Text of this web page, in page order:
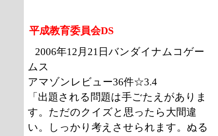
平成教育委員会DS
2006年12月21日バンダイナムコゲー
ムス
アマゾンレビュー36件☆3.4
「出題される問題は手ごたえがありま
す。ただのクイズと思ったら大間違
い。しっかり考えさせられます。ぬる